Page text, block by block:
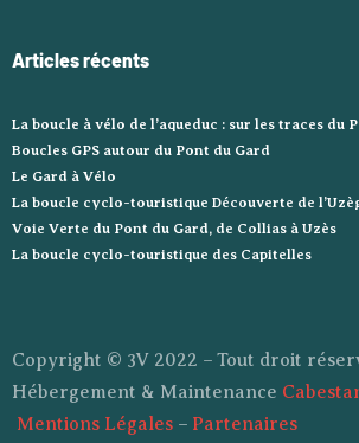
Articles récents
La boucle à vélo de l’aqueduc : sur les traces du
Boucles GPS autour du Pont du Gard
Le Gard à Vélo
La boucle cyclo-touristique Découverte de
Voie Verte du Pont du Gard, de Collias à Uzès
La boucle cyclo-touristique des Capitelles
Copyright © 3V 2022 – Tout droit
Hébergement & Maintenance
Mentions Légales – Partenaires